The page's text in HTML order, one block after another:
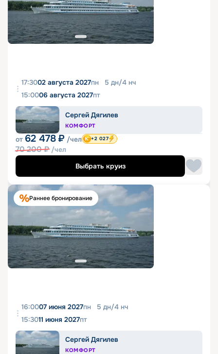
17:3002 августа 2027пн 5 дн/4 нч
15:0006 августа 2027пт
Сергей Дягилев
КОМФОРТ
от 62 478 ₽ /чел
70 200₽ /чел
+2 027
Выбрать круиз
Раннее бронирование
16:0007 июня 2027пн 5 дн/4 нч
15:3011 июня 2027пт
Сергей Дягилев
КОМФОРТ